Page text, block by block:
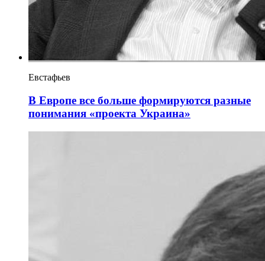
Евстафьев
В Европе все больше формируются разные
понимания «проекта Украина»